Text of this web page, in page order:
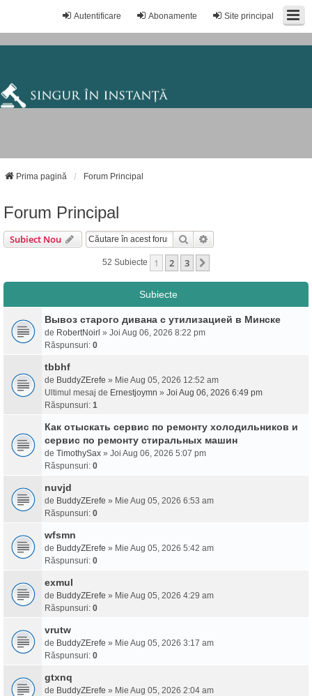
Site principal
Abonamente
Autentificare
Prima pagină Forum Principal
Forum Principal
Subiect Nou Căutare
52 Subiecte 1 2 3
Subiecte
Вывоз старого дивана с утилизацией в Минске
de RobertNoirl » Joi Aug 06, 2026 8:22 pm
Răspunsuri: 0
tbbhf
de BuddyZErefe » Mie Aug 05, 2026 12:52 am
Ultimul mesaj de Ernestjoymn » Joi Aug 06, 2026 6:49 pm
Răspunsuri: 1
Как отыскать сервис по ремонту холодильников и
сервис по ремонту стиральных машин
de TimothySax » Joi Aug 06, 2026 5:07 pm
Răspunsuri: 0
nuvjd
de BuddyZErefe » Mie Aug 05, 2026 6:53 am
Răspunsuri: 0
wfsmn
de BuddyZErefe » Mie Aug 05, 2026 5:42 am
Răspunsuri: 0
exmul
de BuddyZErefe » Mie Aug 05, 2026 4:29 am
Răspunsuri: 0
vrutw
de BuddyZErefe » Mie Aug 05, 2026 3:17 am
Răspunsuri: 0
gtxnq
de BuddyZErefe » Mie Aug 05, 2026 2:04 am